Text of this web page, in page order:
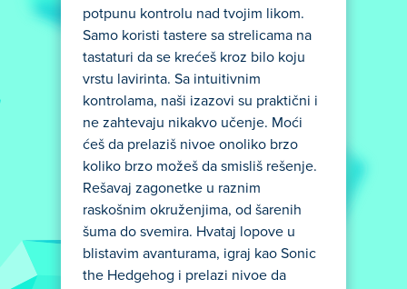
potpunu kontrolu nad tvojim likom.
Samo koristi tastere sa strelicama na
tastaturi da se krećeš kroz bilo koju
vrstu lavirinta. Sa intuitivnim
kontrolama, naši izazovi su praktični i
ne zahtevaju nikakvo učenje. Moći
ćeš da prelaziš nivoe onoliko brzo
koliko brzo možeš da smisliš rešenje.
Rešavaj zagonetke u raznim
raskošnim okruženjima, od šarenih
šuma do svemira. Hvataj lopove u
blistavim avanturama, igraj kao Sonic
the Hedgehog i prelazi nivoe da